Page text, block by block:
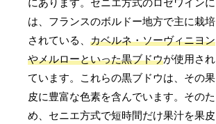
にあります。セニエ方式のロゼワインに
は、フランスのボルドー地方で主に栽培
されている、カベルネ・ソーヴィニヨン
やメルローといった黒ブドウが使用され
ています。これらの黒ブドウは、その果
皮に豊富な色素を含んでいます。そのた
め、セニエ方式で短時間だけ果汁を果皮